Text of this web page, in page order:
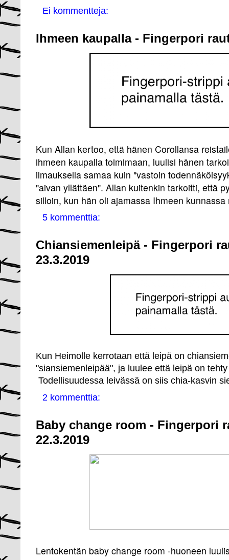
Ei kommentteja:
Ihmeen kaupalla - Fingerpori
Kun Allan kertoo, että hänen Corollansa
ihmeen kaupalla toimimaan, luulisi hänen
ilmauksella samaa kuin "vastoin
"aivan yllättäen". Allan kuitenkin tarkoitti, että
silloin, kun hän oli ajamassa Ihmeen
5 kommenttia:
Chiansiemenleipä - Fingerpori
23.3.2019
Kun Heimolle kerrotaan että leipä on
"siansiemenleipää", ja luulee että leipä on
Todellisuudessa leivässä on siis chia-kasvin
2 kommenttia:
Baby change room - Fingerpori
22.3.2019
Lentokentän baby change room -huoneen